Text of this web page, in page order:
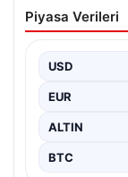
Piyasa Verileri
USD
EUR
ALTIN
BTC